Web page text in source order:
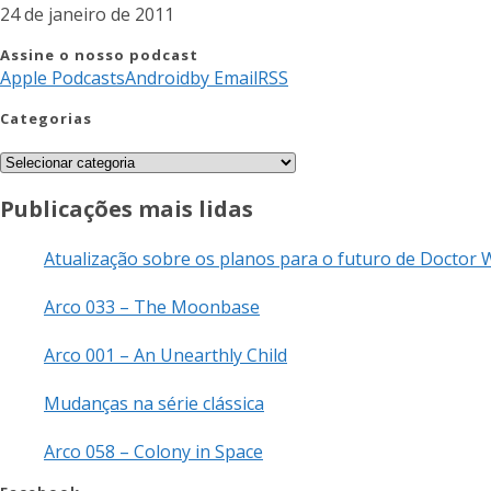
24 de janeiro de 2011
Assine o nosso podcast
Apple PodcastsAndroidby EmailRSS
Categorias
Publicações mais lidas
Atualização sobre os planos para o futuro de Doctor
Arco 033 – The Moonbase
Arco 001 – An Unearthly Child
Mudanças na série clássica
Arco 058 – Colony in Space